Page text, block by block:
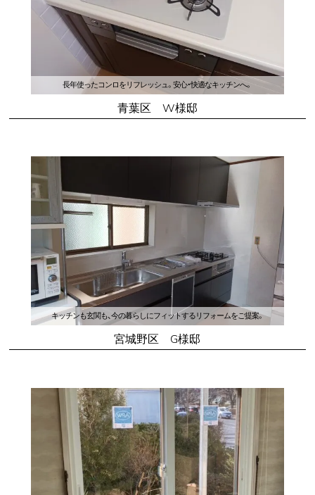
青葉区 W様邸
長年使ったコンロをリフレッシュ。安心・快適なキッチンへ。
宮城野区 G様邸
キッチンも玄関も、今の暮らしにフィットするリフォームをご提案。